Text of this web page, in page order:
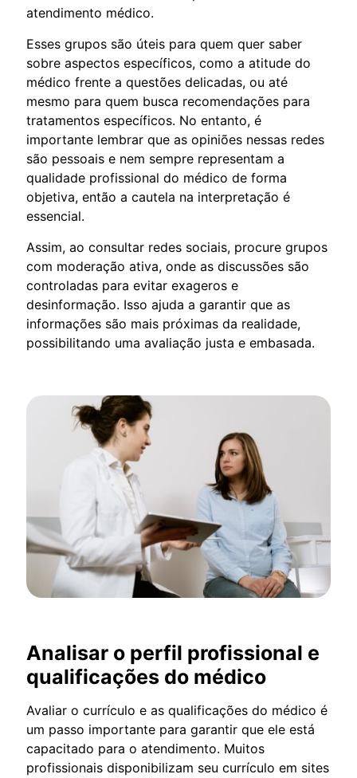
atendimento médico.
Esses grupos são úteis para quem quer saber
sobre aspectos específicos, como a atitude do
médico frente a questões delicadas, ou até
mesmo para quem busca recomendações para
tratamentos específicos. No entanto, é
importante lembrar que as opiniões nessas redes
são pessoais e nem sempre representam a
qualidade profissional do médico de forma
objetiva, então a cautela na interpretação é
essencial.
Assim, ao consultar redes sociais, procure grupos
com moderação ativa, onde as discussões são
controladas para evitar exageros e
desinformação. Isso ajuda a garantir que as
informações são mais próximas da realidade,
possibilitando uma avaliação justa e embasada.
Analisar o perfil profissional e
qualificações do médico
Avaliar o currículo e as qualificações do médico é
um passo importante para garantir que ele está
capacitado para o atendimento. Muitos
profissionais disponibilizam seu currículo em sites